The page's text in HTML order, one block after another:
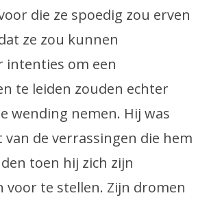
die ze spoedig zou erven
ze zou kunnen
intenties om een
te leiden zouden echter
wending nemen. Hij was
de verrassingen die hem
toen hij zich zijn
voor te stellen. Zijn dromen